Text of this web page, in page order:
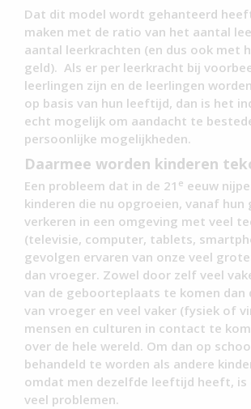
Dat dit model wordt gehanteerd
maken met de ratio van het aantal
aantal leerkrachten (en dus ook met
geld). Als er per leerkracht bij
leerlingen zijn en de leerlingen
op basis van hun leeftijd, dan is het
echt mogelijk om aandacht te
persoonlijke mogelijkheden.
Daarmee worden kinderen
Een probleem dat in de 21 e eeuw
kinderen die nu opgroeien, vanaf hun
verkeren in een omgeving met veel
(televisie, computer, tablets,
gevolgen ervaren van onze veel
dan vroeger. Zowel door zelf veel
van de geboorteplaats te komen dan
van vroeger en veel vaker (fysiek of
mensen en culturen in contact te
over de hele wereld. Om dan op
behandeld te worden als andere
omdat men dezelfde leeftijd heeft, is
veel problemen.